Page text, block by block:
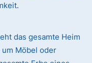
das gesamte Heim
Möbel oder